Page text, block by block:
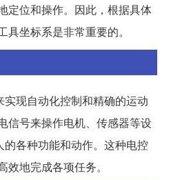
定位和操作。因此，根据具体
坐标系是非常重要的。
现自动化控制和精确的运动
信号来操作电机、传感器等设
各种功能和动作。这种电控
地完成各项任务。